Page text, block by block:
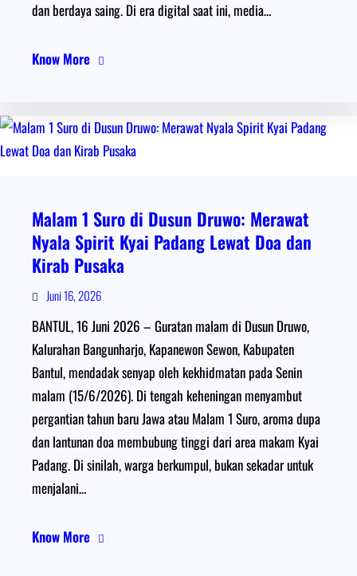
dan berdaya saing. Di era digital saat ini, media…
Know More
Malam 1 Suro di Dusun Druwo: Merawat
Nyala Spirit Kyai Padang Lewat Doa dan
Kirab Pusaka
Juni 16, 2026
BANTUL, 16 Juni 2026 – Guratan malam di Dusun Druwo,
Kalurahan Bangunharjo, Kapanewon Sewon, Kabupaten
Bantul, mendadak senyap oleh kekhidmatan pada Senin
malam (15/6/2026). Di tengah keheningan menyambut
pergantian tahun baru Jawa atau Malam 1 Suro, aroma dupa
dan lantunan doa membubung tinggi dari area makam Kyai
Padang. Di sinilah, warga berkumpul, bukan sekadar untuk
menjalani…
Know More